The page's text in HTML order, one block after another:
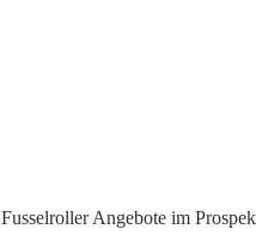
Angebote im